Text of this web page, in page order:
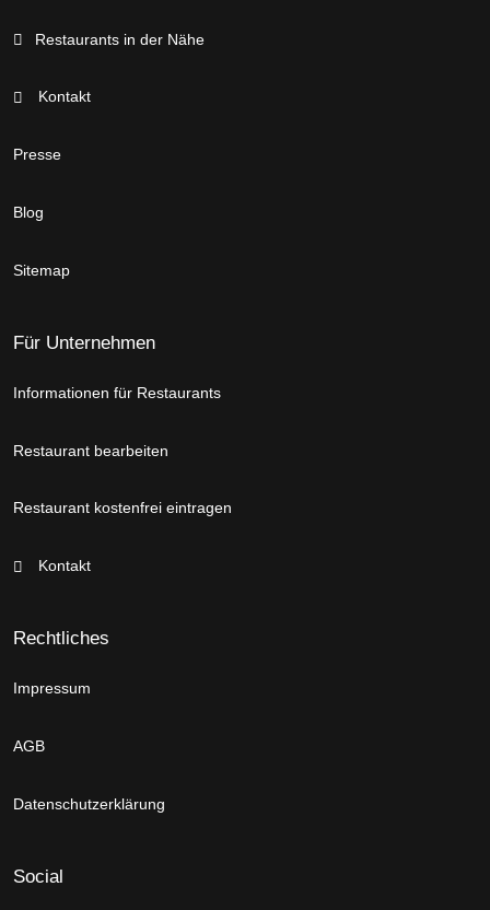
Restaurants in der Nähe
Kontakt
Presse
Blog
Sitemap
Für Unternehmen
Informationen für Restaurants
Restaurant bearbeiten
Restaurant kostenfrei eintragen
Kontakt
Rechtliches
Impressum
AGB
Datenschutzerklärung
Social